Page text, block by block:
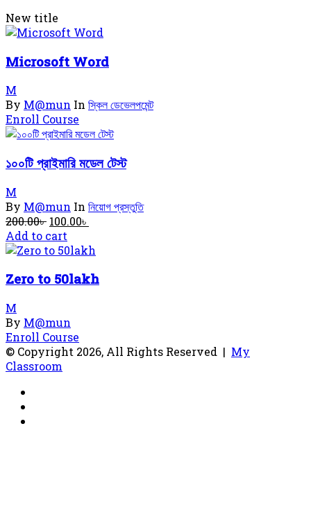
New title
Microsoft Word
M
By M@mun In স্কিল ডেভেলপমেন্ট
Enroll Course
১০০টি প্রাইমারি মডেল টেস্ট
M
By M@mun In নিয়োগ প্রস্তুতি
200.00৳ Original
price
was:
100.00৳
is:
Add to cart
Zero to 50lakh
M
By M@mun
Enroll Course
© Copyright 2026, All Rights Reserved | My
Classroom